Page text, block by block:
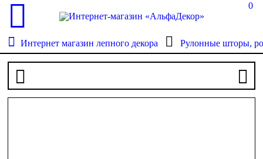
0
Интернет магазин лепного декора Рулонные шторы,